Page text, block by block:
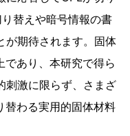
替えや暗号情報の書
が期待されます。固体
あり、本研究で得ら
刺激に限らず、さまざ
替わる実用的固体材料